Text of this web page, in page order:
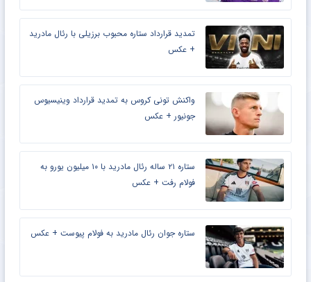
تمدید قرارداد ستاره محبوب برزیلی با رئال مادرید
+ عکس
واکنش تونی کروس به تمدید قرارداد وینیسیوس
جونیور + عکس
ستاره ۲۱ ساله رئال مادرید با ۱۰ میلیون یورو به
فولام رفت + عکس
ستاره جوان رئال مادرید به فولام پیوست + عکس